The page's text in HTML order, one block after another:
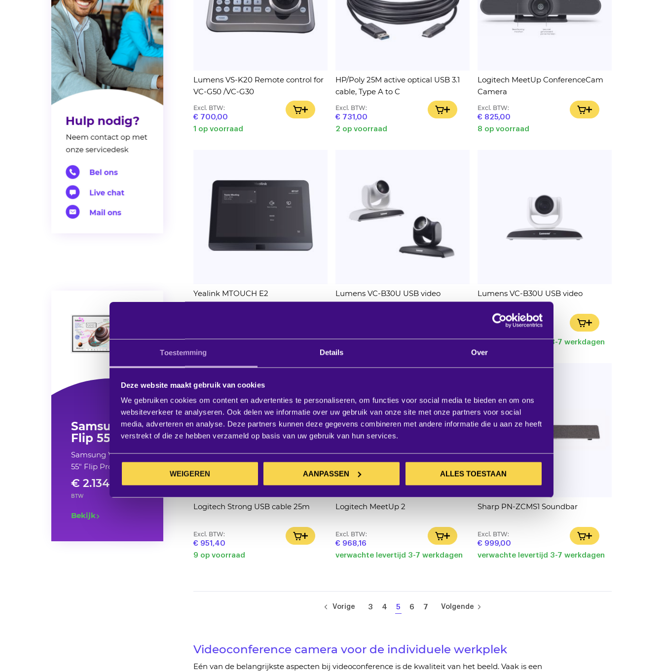
Toestemming Details Over
Deze website maakt gebruik van cookies
We gebruiken cookies om content en advertenties te personaliseren, om functies voor social media te bieden en om ons
websiteverkeer te analyseren. Ook delen we informatie over uw gebruik van onze site met onze partners voor social
media, adverteren en analyse. Deze partners kunnen deze gegevens combineren met andere informatie die u aan ze heeft
verstrekt of die ze hebben verzameld op basis van uw gebruik van hun services.
WEIGEREN AANPASSEN ALLES TOESTAAN
Samsung
Flip 55"
Samsung WM55B
55" Flip Pro
€ 2.134,00excl
BTW
Bekijk
Lumens VS-K20 Remote control for
VC-G50 /VC-G30
Excl. BTW:
€ 700,00
IN WINKELWAGEN
1 op voorraad
HP/Poly 25M active optical USB 3.1
cable, Type A to C
Excl. BTW:
€ 731,00
IN WINKELWAGEN
2 op voorraad
Logitech MeetUp ConferenceCam
Camera
Excl. BTW:
€ 825,00
IN WINKELWAGEN
8 op voorraad
Yealink MTOUCH E2
Lumens VC-B30U USB video
camera black
IN WINKELWAGEN
Lumens VC-B30U USB video
camera white
Excl. BTW:
€ 949,00
IN WINKELWAGEN
verwachte levertijd 3-7 werkdagen
Logitech Strong USB cable 25m
Excl. BTW:
€ 951,40
IN WINKELWAGEN
9 op voorraad
Logitech MeetUp 2
Excl. BTW:
€ 968,16
IN WINKELWAGEN
verwachte levertijd 3-7 werkdagen
Sharp PN-ZCMS1 Soundbar
Excl. BTW:
€ 999,00
IN WINKELWAGEN
verwachte levertijd 3-7 werkdagen
PaginaPagina
Vorige Pagina
3 Pagina
4
U
5 Pagina
6 Pagina
7 Pagina
Volgende
Videoconference camera voor de individuele werkplek
Eén van de belangrijkste aspecten bij videoconference is de kwaliteit van het beeld. Vaak is een